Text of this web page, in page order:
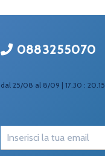
0883255070
dal 25/08 al 8/09 | 17.30 : 20.15